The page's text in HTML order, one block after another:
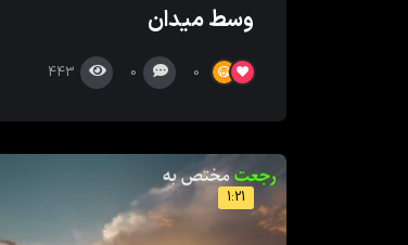
وسط میدان
0
0
443
1:21